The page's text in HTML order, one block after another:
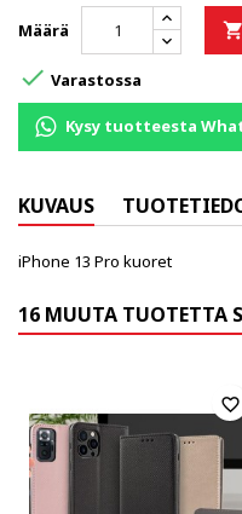
Määrä 
 Varastossa
Kysy tuotteesta
KUVAUS
iPhone 13 Pro kuoret
16 MUUTA TUOTETTA
favorite_border